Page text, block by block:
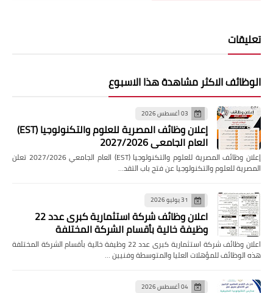
تعليقات
الوظائف الاكثر مشاهدة هذا الاسبوع
03 أغسطس 2026
إعلان وظائف المصرية للعلوم والتكنولوجيا (EST)
العام الجامعي 2027/2026
إعلان وظائف المصرية للعلوم والتكنولوجيا (EST) العام الجامعي 2027/2026 تعلن
المصرية للعلوم والتكنولوجيا عن فتح باب التقد…
31 يوليو 2026
اعلان وظائف شركة استثمارية كبرى عدد 22
وظيفة خالية بأقسام الشركة المختلفة
اعلان وظائف شركة استثمارية كبرى عدد 22 وظيفة خالية بأقسام الشركة المختلفة
هذه الوظائف للمؤهلات العليا والمتوسطة وفنيين …
04 أغسطس 2026